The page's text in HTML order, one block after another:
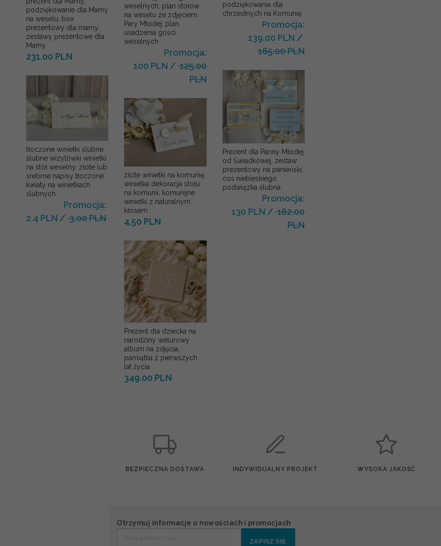
podziękowanie dla Mamy
na weselu, box
prezentowy dla mamy,
zestawy prezentowe dla
Mamy
231.00 PLN
tłoczone winietki ślubne,
ślubne wizytówki winietki
na stół weselny, złote lub
srebrne napisy tłoczone
kwiaty na winietkach
ślubnych
Promocja:
2.4 PLN / 3.00 PLN
weselnych, plan stołów
na weselu ze zdjęciem
Pary Młodej, plan
usadzenia gości
weselnych
Promocja:
100 PLN /125.00
PLN
złote winietki na komunię,
winietka dekoracja stołu
na komunii, komunijne
winietki z naturalnym
kłosem
4.50 PLN
Prezent dla dziecka na
narodziny welurowy
album na zdjęcia,
pamiątka z pierwszych
lat życia
349.00 PLN
podziękowania dla
chrzestnych na Komunię
Promocja:
139.00 PLN /
165.00 PLN
Prezent dla Panny Młodej
od Świadkowej, zestaw
prezentowy na panieński,
cos niebieskiego
podwiązka ślubna
Promocja:
130 PLN / 162.00
PLN
BEZPIECZNA DOSTAWA INDYWIDUALNY PROJEKT WYSOKA JAKOŚĆ
Otrzymuj informacje o nowościach i promocjach
ZAPISZ SIĘ